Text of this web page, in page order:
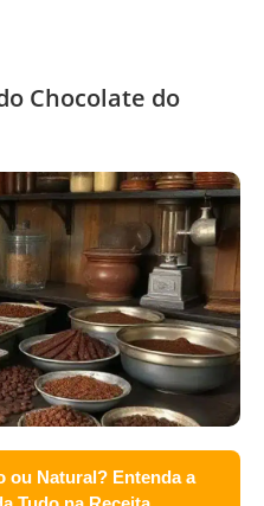
Chocolate do
ou Natural? Entenda a